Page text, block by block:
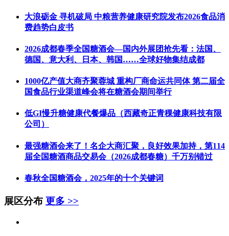
大浪砺金 寻机破局 中粮营养健康研究院发布2026食品消
费趋势白皮书
2026成都春季全国糖酒会—国内外展团抢先看：法国、
德国、意大利、日本、韩国……全球好物集结成都
1000亿产值大商齐聚蓉城 重构厂商命运共同体 第二届全
国食品行业渠道峰会将在糖酒会期间举行
低GI慢升糖健康代餐爆品（西藏奇正青稞健康科技有限
公司）
最强糖酒会来了！名企大商汇聚，良好效果加持，第114
届全国糖酒商品交易会（2026成都春糖）千万别错过
春秋全国糖酒会，2025年的十个关键词
展区分布 更多 >>